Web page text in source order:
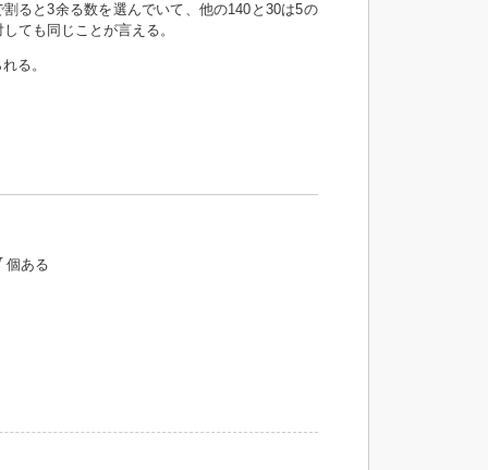
ると3余る数を選んでいて、他の140と30は5の
ても同じことが言える。
る。
個ある